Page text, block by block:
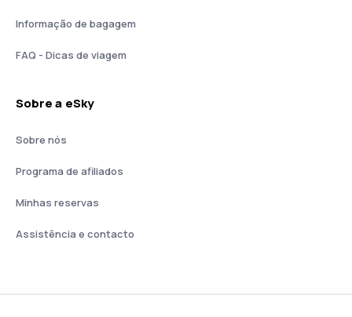
Informação de bagagem
FAQ - Dicas de viagem
Sobre a eSky
Sobre nós
Programa de afiliados
Minhas reservas
Assistência e contacto